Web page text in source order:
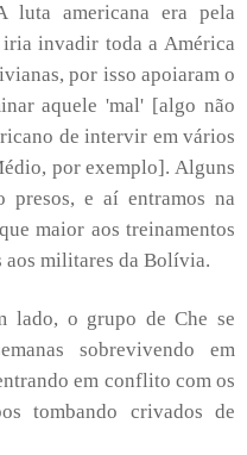
luta americana era pela
invadir toda a América
por isso apoiaram o
aquele 'mal' [algo não
de intervir em vários
por exemplo]. Alguns
presos, e aí entramos na
maior aos treinamentos
aos militares da Bolívia.
lado, o grupo de Che se
sobrevivendo em
em conflito com os
tombando crivados de